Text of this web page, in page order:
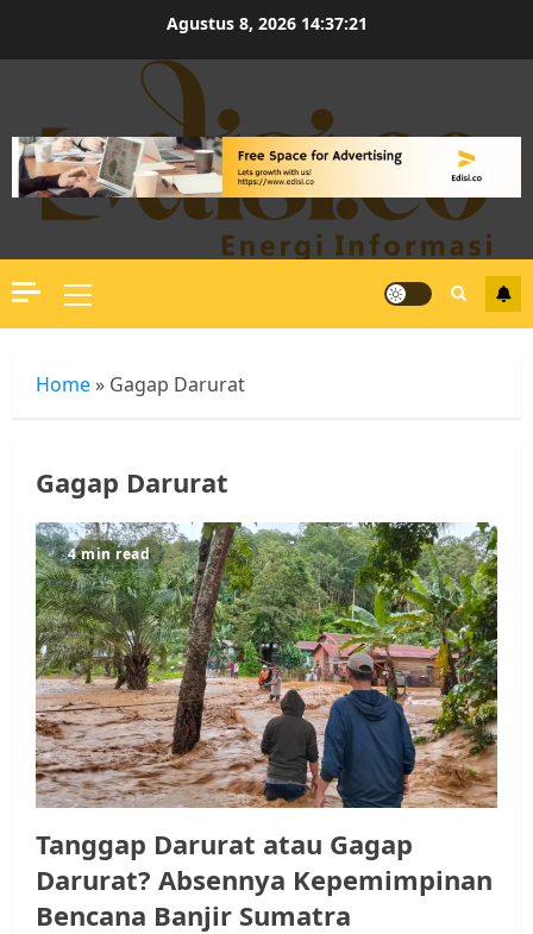
Agustus 8, 2026 14:37:21
Primary
Menu
Home » Gagap Darurat
Gagap Darurat
4 min read
Tanggap Darurat atau Gagap
Darurat? Absennya Kepemimpinan
Bencana Banjir Sumatra
3
Datangi Pemko Batam, Warga
Rempang Protes Lahan Mereka
Diambil untuk Sekolah Rakyat
JULI 21, 2026 0
Warga Rempang Ajukan
Audiensi dengan Wali Kota
Batam, Soroti Aktivitas yang
Resahkan Warga